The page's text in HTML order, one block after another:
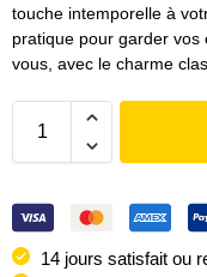
touche intemporelle à
pratique pour garder
vous, avec le charme
14 jours satisfait ou